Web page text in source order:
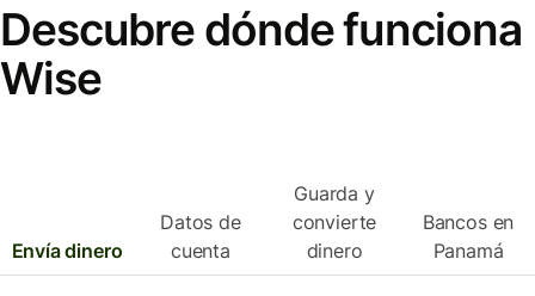
Descubre dónde funciona
Wise
Envía dinero
Datos de
cuenta
Guarda y
convierte
dinero
Bancos en
Panamá